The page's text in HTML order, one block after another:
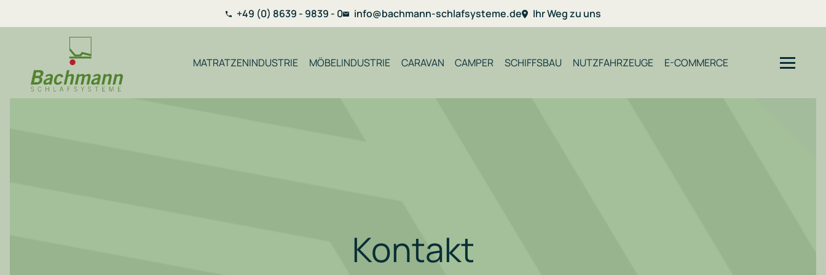
+49 (0) 8639 - 9839 - 0 info@bachmann-schlafsysteme.de Ihr Weg zu uns
MATRATZENINDUSTRIE MÖBELINDUSTRIE CARAVAN CAMPER SCHIFFSBAU NUTZFAHRZEUGE E-COMMERCE
Kontakt